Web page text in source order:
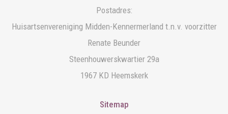
Postadres:
Huisartsenvereniging Midden-Kennermerland t.n.v. voorzitter
Renate Beunder
Steenhouwerskwartier 29a
1967 KD Heemskerk
Sitemap